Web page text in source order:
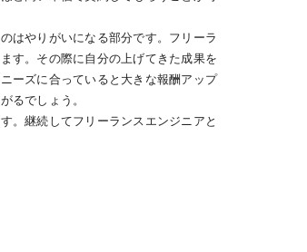
はやりがいになる部分です。フリーラ
す。その際に自分の上げてきた成果を
ーズに合っていると大きな報酬アップ
るでしょう。
。継続してフリーランスエンジニアと